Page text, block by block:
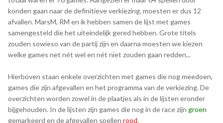
konden gaan naar de definitieve verkiezing, moesten er dus 12
afvallen. MarsM, RM en ik hebben samen de lijst met games
samengesteld die het uiteindelijk gered hebben. Grote titels
zouden sowieso van de partij zijn en daarna moesten we kiezen
welke games net nét wel en nét niet zouden gaan redden...
Hierboven staan enkele overzichten met games die nog meedoen,
games die zijn afgevallen en het programma van de verkiezing. De
overzichten worden zowel in de plaatjes als in de lijsten eronder
bijgehouden. In de lijsten zijn games die nog in de race zijn groen
gemarkeerd en de afgevallen spellen rood.